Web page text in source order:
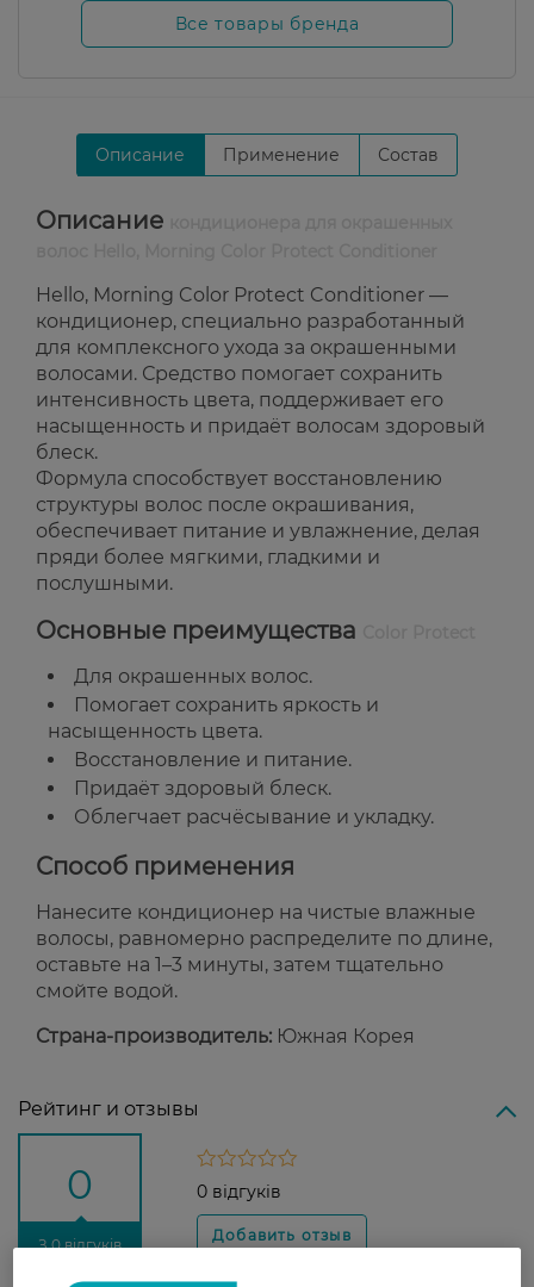
Все товары бренда
Описание Применение Состав
Описание
Hello, Morning Color Protect Conditioner —
кондиционер, специально разработанный
для комплексного ухода за окрашенными
волосами. Средство помогает сохранить
интенсивность цвета, поддерживает его
насыщенность и придаёт волосам здоровый
блеск.
Формула способствует восстановлению
структуры волос после окрашивания,
обеспечивает питание и увлажнение, делая
пряди более мягкими, гладкими и
послушными.
Основные преимущества
Для окрашенных волос.
Помогает сохранить яркость и
насыщенность цвета.
Восстановление и питание.
Придаёт здоровый блеск.
Облегчает расчёсывание и укладку.
Способ применения
Нанесите кондиционер на чистые влажные
волосы, равномерно распределите по длине,
оставьте на 1–3 минуты, затем тщательно
смойте водой.
Страна-производитель: Южная Корея
Рейтинг и отзывы
0
З 0 відгуків
0 відгуків